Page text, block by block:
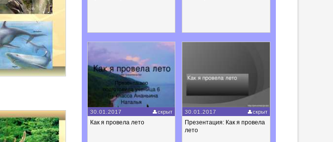
30.01.2017 скрыт
Как я провела лето
30.01.2017 скрыт
Презентация: Как я провела
лето